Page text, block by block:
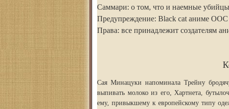
Саммари: о том, что и наемные
Предупреждение: Black cat аниме
Права: все принадлежит создателям
Сая Минацуки напоминала Трейну
выпивать молоко из его, Хартнета,
ему, привыкшему к европейскому типу